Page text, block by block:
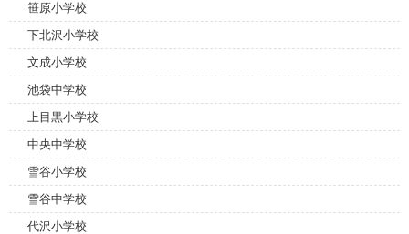
笹原小学校
下北沢小学校
文成小学校
池袋中学校
上目黒小学校
中央中学校
雪谷小学校
雪谷中学校
代沢小学校